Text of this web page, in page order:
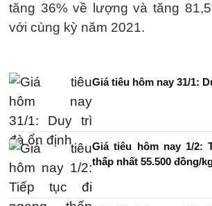
tăng 36% về lượng và tăng
với cùng kỳ năm 2021.
Giá tiêu hôm nay 31/1:
Giá tiêu hôm nay 1/2:
thấp nhất 55.500 đồng/